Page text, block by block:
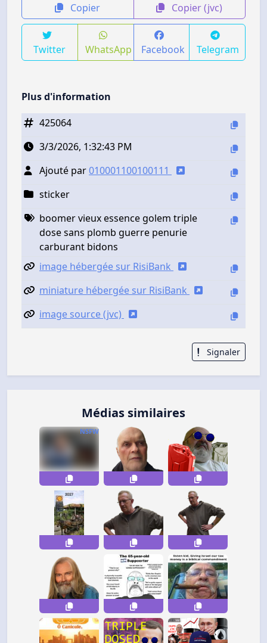
Copier Copier (jvc)
Twitter WhatsApp Facebook Telegram
Plus d'information
425064
3/3/2026, 1:32:43 PM
Ajouté par010001100100111
sticker
boomer vieux essence golem triple
dose sans plomb guerre penurie
carburant bidons
image hébergée sur RisiBank
miniature hébergée sur RisiBank
image source (jvc)
Signaler
Médias similaires
NSFW